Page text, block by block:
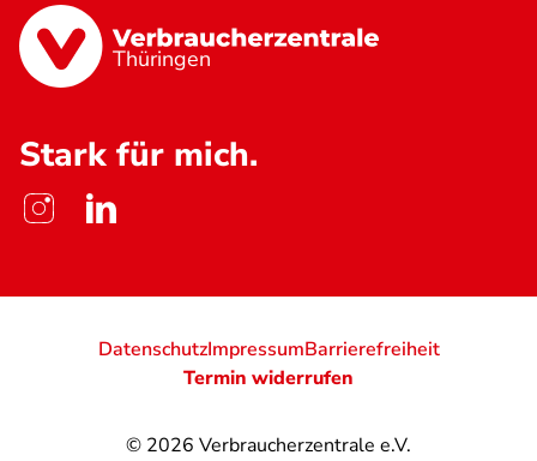
Thüringen
Stark für mich.
© 2026 Verbraucherzentrale e.V.
DatenschutzImpressumBarrierefreiheit
Termin widerrufen